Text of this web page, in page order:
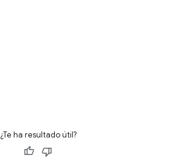
¿Te ha resultado útil?